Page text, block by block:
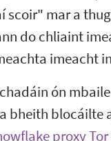
scoir" mar a
do chliaint
imeacht
ón
bheith blocáilte
proxy Tor